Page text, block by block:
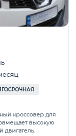
кроссовер для
высокую
двигатель.